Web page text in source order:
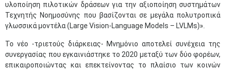
υλοποίηση πιλοτικών δράσεων για την αξιοποίηση συστημάτων
Τεχνητής Νοημοσύνης που βασίζονται σε μεγάλα πολυτροπικά
γλωσσικά μοντέλα (Large Vision-Language Models – LVLMs)».
Το νέο -τριετούς διάρκειας- Μνημόνιο αποτελεί συνέχεια της
συνεργασίας που εγκαινιάστηκε το 2020 μεταξύ των δύο φορέων,
επικαιροποιώντας και επεκτείνοντας το πλαίσιο των κοινών